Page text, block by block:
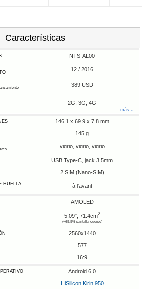
Características
NTS-AL00
12 / 2016
389 USD
2G, 3G, 4G
más ↓
146.1 x 69.9 x 7.8 mm
145 g
vidrio, vidrio, vidrio
USB Type-C, jack 3.5mm
2 SIM (Nano-SIM)
HUELLA
à l'avant
AMOLED
5.09", 71.4cm2
(~69.9% pantalla-cuerpo)
2560x1440
577
16:9
Android 6.0
HiSilicon Kirin 950